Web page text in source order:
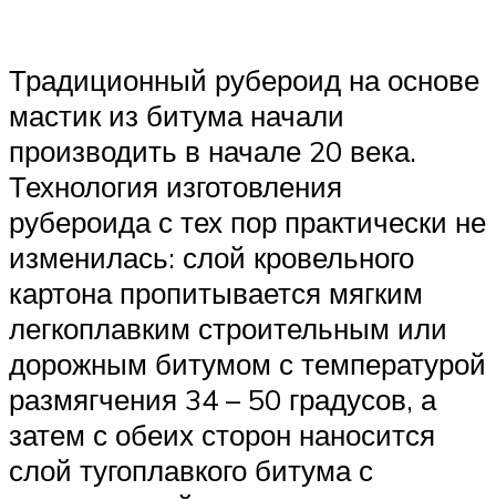
Традиционный рубероид на основе
мастик из битума начали
производить в начале 20 века.
Технология изготовления
рубероида с тех пор практически не
изменилась: слой кровельного
картона пропитывается мягким
легкоплавким строительным или
дорожным битумом с температурой
размягчения 34 – 50 градусов, а
затем с обеих сторон наносится
слой тугоплавкого битума с